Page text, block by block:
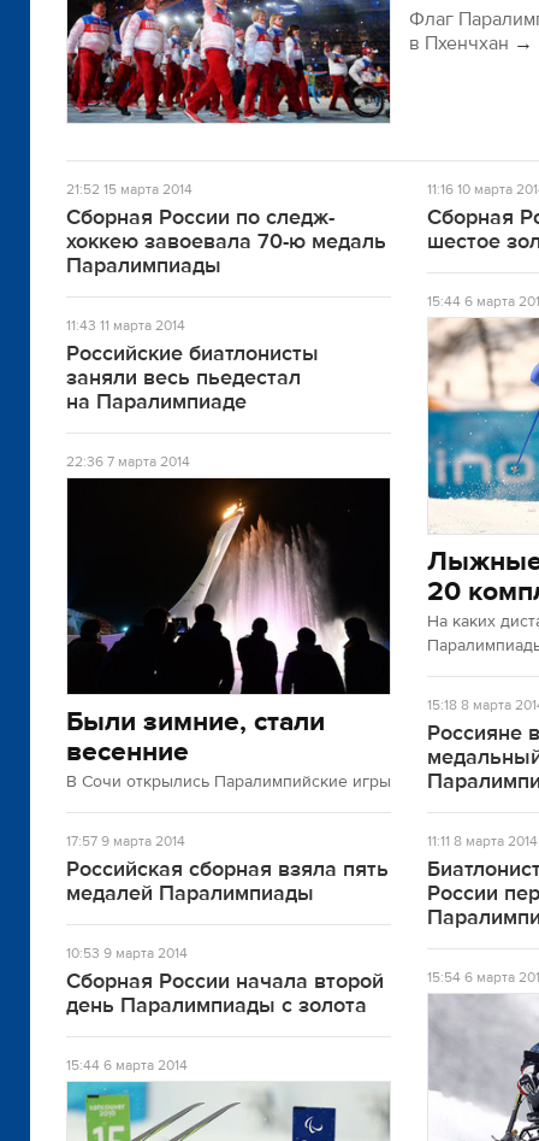
Флаг
в Пхенчхан →
21:52 15 марта 2014
Сборная России по следж-
хоккею завоевала 70-ю медаль
Паралимпиады
11:43 11 марта 2014
Российские биатлонисты
заняли весь пьедестал
на Паралимпиаде
22:367 марта 2014
Были зимние, стали
весенние
В Сочи открылись Паралимпийские игры
17:579 марта 2014
Российская сборная взяла пять
медалей Паралимпиады
10:53 9 марта 2014
Сборная России начала второй
день Паралимпиады с золота
15:446 марта 2014
11:1610 марта
Сборная
шестое
15:446 марта
Лыжные
20
На каких
15:188 марта
Россияне
11:11 8 марта 2014
России
15:546 марта